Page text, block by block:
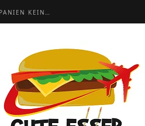
BARCELONA URLAUB: 20 TIPPS, DAMIT DEINE REISE NACH SPANIEN KEIN FLOP WIRD